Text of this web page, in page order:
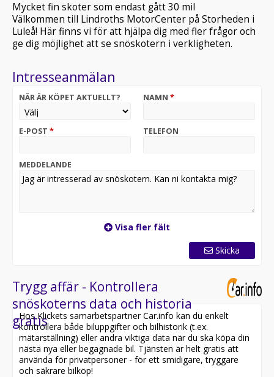
Mycket fin skoter som endast gått 30 mil
Välkommen till Lindroths MotorCenter på Storheden i
Luleå! Här finns vi för att hjälpa dig med fler frågor och
ge dig möjlighet att se snöskotern i verkligheten.
Intresseanmälan
NÄR ÄR KÖPET AKTUELLT? NAMN *
E-POST * TELEFON
MEDDELANDE
Visa fler fält
Skicka
Trygg affär - Kontrollera
snöskoterns data och historia
gratis
Hos Klickets samarbetspartner Car.info kan du enkelt
kontrollera både biluppgifter och bilhistorik (t.ex.
mätarställning) eller andra viktiga data när du ska köpa din
nästa nya eller begagnade bil. Tjänsten är helt gratis att
använda för privatpersoner - för ett smidigare, tryggare
och säkrare bilköp!